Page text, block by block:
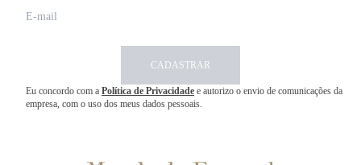
CADASTRAR
Eu concordo com a Política de Privacidade e autorizo o envio de comunicações da
empresa, com o uso dos meus dados pessoais.